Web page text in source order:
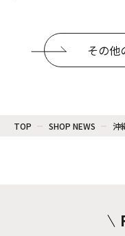
その他
TOP SHOP NEWS 沖